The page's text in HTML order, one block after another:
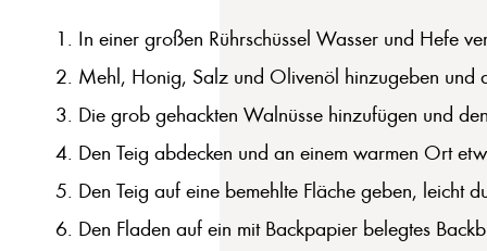
In einer großen Rührschüssel Wasser und Hefe
Mehl, Honig, Salz und Olivenöl hinzugeben und
Die grob gehackten Walnüsse hinzufügen und
Den Teig abdecken und an einem warmen Ort
Den Teig auf eine bemehlte Fläche geben, leicht
Den Fladen auf ein mit Backpapier belegtes